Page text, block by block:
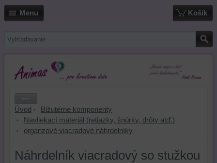
Menu Košík
Úvod
Bižutérne komponenty
Navliekací materiál (retiazky, šnúrky, drôty atď.)
organzové viacradové náhrdelníky
Náhrdelník viacradový so stužkou